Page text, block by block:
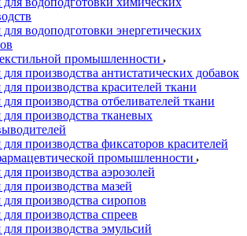
водоподготовки энергетических
промышленности
производства антистатических добавок
производства красителей ткани
производства отбеливателей ткани
производства тканевых
производства фиксаторов красителей
промышленности
производства аэрозолей
производства мазей
производства сиропов
производства спреев
производства эмульсий